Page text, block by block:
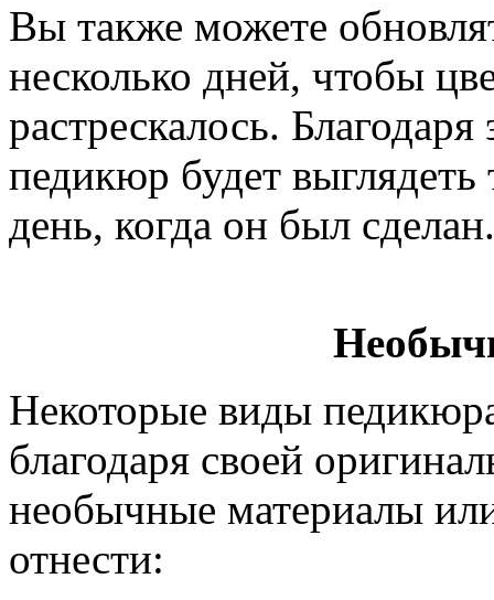
Вы также можете
несколько дней, чтобы
растрескалось.
педикюр будет выглядеть
день, когда он был сделан.
Некоторые виды
благодаря своей
необычные материалы
отнести: